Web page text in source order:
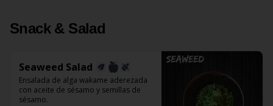
Snack & Salad
Seaweed Salad
Ensalada de alga wakame aderezada
con aceite de sésamo y semillas de
sésamo.